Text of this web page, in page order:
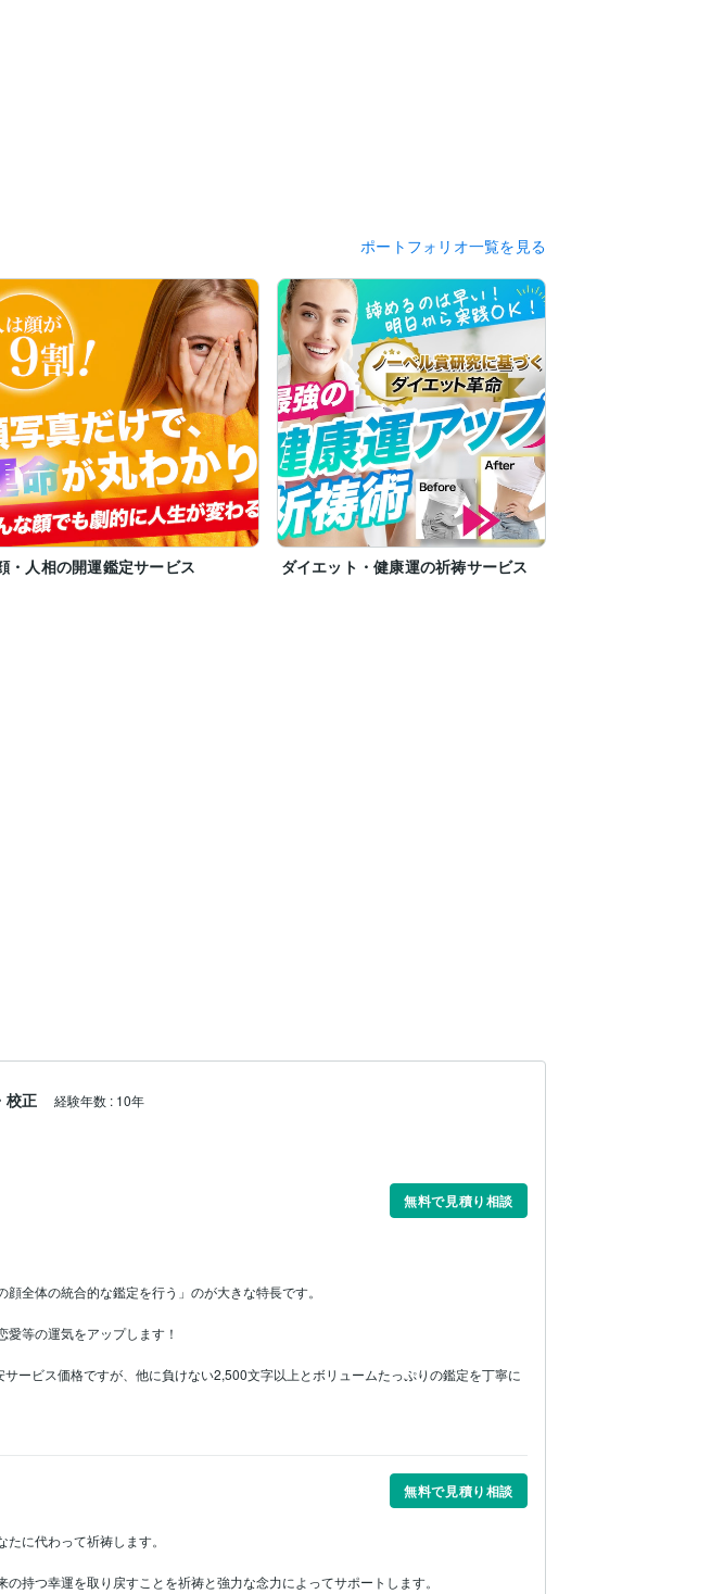
識改革　#祈祷　#恋愛成就　#開運　#人相診断　#顔相鑑定　#金運ア
成　#自己実現　#良縁成就　#未来鑑定　#運気アップ　#自己肯定感
ポートフォリオ一覧を見る
・人相の開運鑑定サービス ダイエット・健康運の祈祷サービス
校正 経験年数 : 10年
無料で見積り相談
全体の統合的な鑑定を行う」のが大きな特長です。
等の運気をアップします！
ービス価格ですが、他に負けない2,500文字以上とボリュームたっぷりの鑑定を丁寧に
無料で見積り相談
に代わって祈祷します。
持つ幸運を取り戻すことを祈祷と強力な念力によってサポートします。